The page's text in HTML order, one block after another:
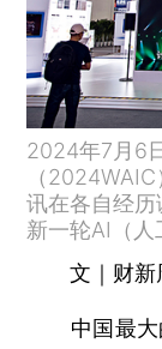
2024年7月6
（
讯在各自经
新一轮AI（人
文｜财
中国最大